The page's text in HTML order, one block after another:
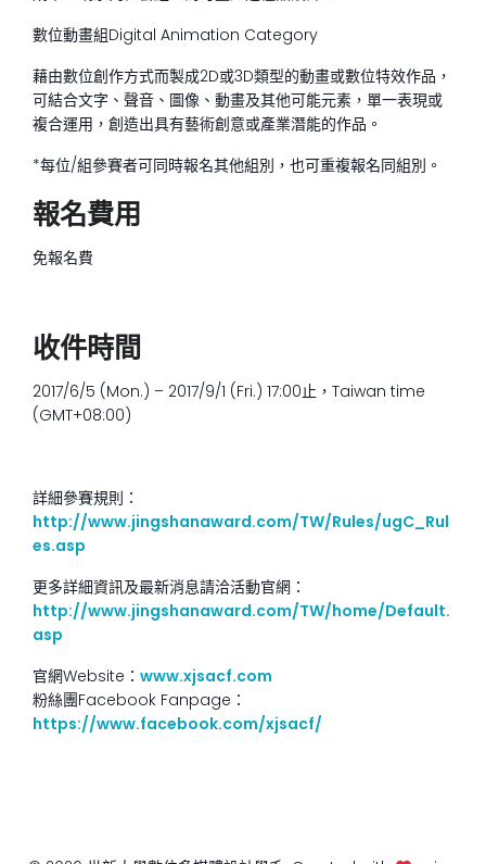
數位動畫組Digital Animation Category
藉由數位創作方式而製成2D或3D類型的動畫或數位特效作品，
可結合文字、聲音、圖像、動畫及其他可能元素，單一表現或
複合運用，創造出具有藝術創意或產業潛能的作品。
*每位/組參賽者可同時報名其他組別，也可重複報名同組別。
報名費用
免報名費
收件時間
2017/6/5 (Mon.) – 2017/9/1 (Fri.) 17:00止，Taiwan time
(GMT+08:00)
詳細參賽規則：
http://www.jingshanaward.com/TW/Rules/ugC_Rul
es.asp
更多詳細資訊及最新消息請洽活動官網：
http://www.jingshanaward.com/TW/home/Default.
asp
官網Website ： www.xjsacf.com
粉絲團Facebook Fanpage ：
https://www.facebook.com/xjsacf/